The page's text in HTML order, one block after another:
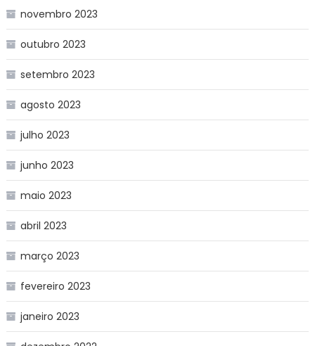
novembro 2023
outubro 2023
setembro 2023
agosto 2023
julho 2023
junho 2023
maio 2023
abril 2023
março 2023
fevereiro 2023
janeiro 2023